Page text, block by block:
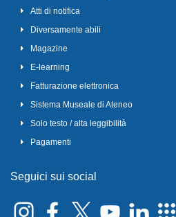
Atti di notifica
Diversamente abili
Magazine
E-learning
Fatturazione elettronica
Sistema Museale di Ateneo
Solo testo / alta leggibilità
Pagamenti
Seguici sui social